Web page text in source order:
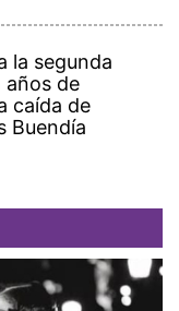
la segunda
años de
caída de
Buendía